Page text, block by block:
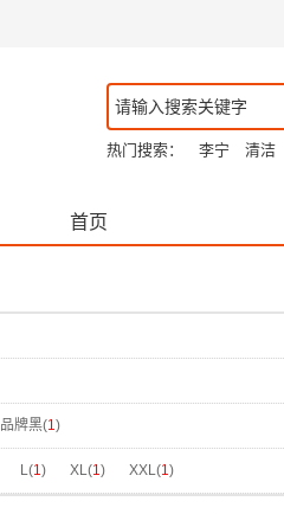
热门搜索： 李宁 清洁
首页
品牌黑(1)
L(1) XL(1) XXL(1)